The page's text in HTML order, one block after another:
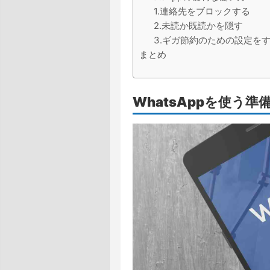
1.連絡先をブロックする
2.未読か既読かを隠す
3.ギガ節約のための設定を
まとめ
WhatsAppを使う準